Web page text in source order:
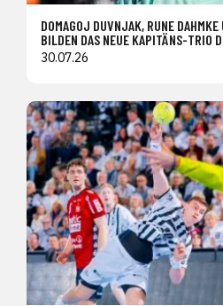
DOMAGOJ DUVNJAK, RUNE
BILDEN DAS NEUE KAPITÄNS-TRIO
30.07.26